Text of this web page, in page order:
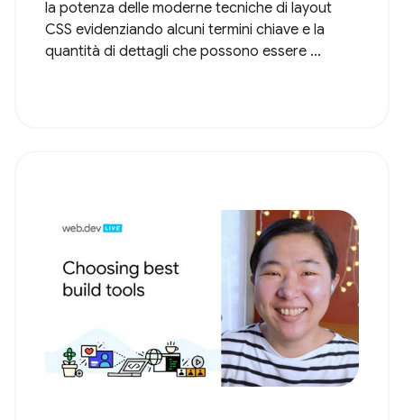
la potenza delle moderne tecniche di layout
CSS evidenziando alcuni termini chiave e la
quantità di dettagli che possono essere ...